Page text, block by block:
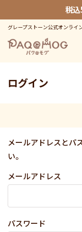
税
グレープストーン公式オンライ
ログイン
メールアドレスとパ
い。
メールアドレス
パスワード